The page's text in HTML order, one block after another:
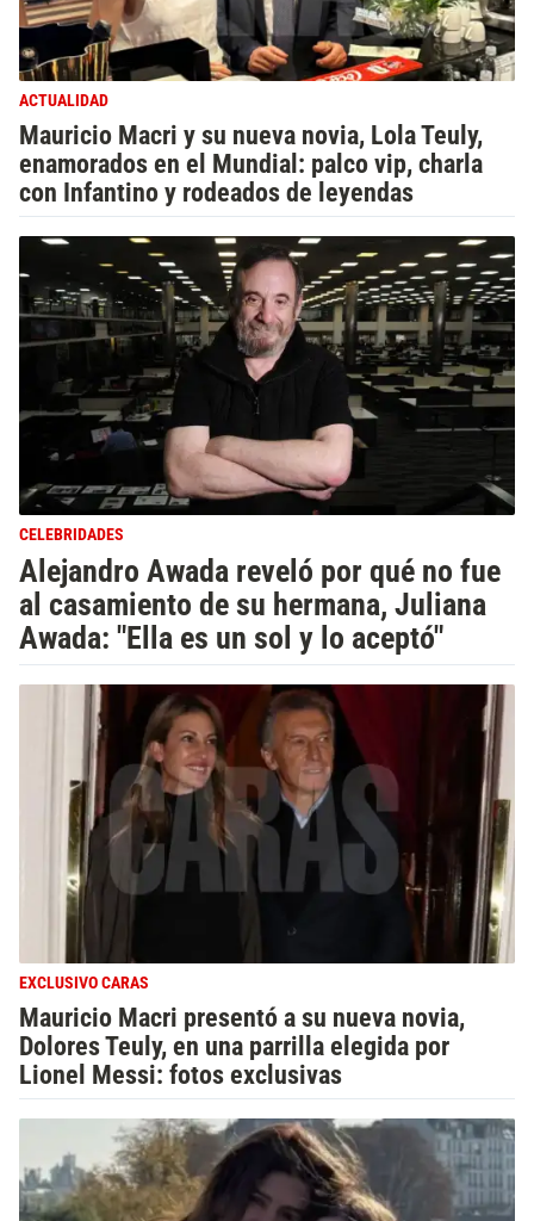
ACTUALIDAD
Mauricio Macri y su nueva novia, Lola Teuly,
enamorados en el Mundial: palco vip, charla
con Infantino y rodeados de leyendas
CELEBRIDADES
Alejandro Awada reveló por qué no fue
al casamiento de su hermana, Juliana
Awada: "Ella es un sol y lo aceptó"
EXCLUSIVO CARAS
Mauricio Macri presentó a su nueva novia,
Dolores Teuly, en una parrilla elegida por
Lionel Messi: fotos exclusivas